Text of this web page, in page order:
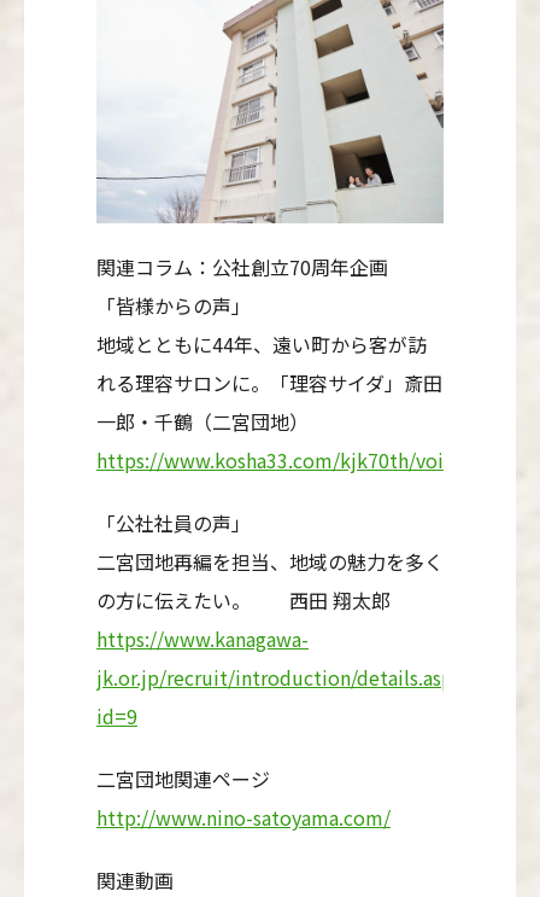
関連コラム：公社創立70周年企画
「皆様からの声」
地域とともに44年、遠い町から客が訪
れる理容サロンに。「理容サイダ」斎田
一郎・千鶴（二宮団地）
https://www.kosha33.com/kjk70th/voice/44.php
「公社社員の声」
二宮団地再編を担当、地域の魅力を多く
の方に伝えたい。 西田 翔太郎
https://www.kanagawa-
jk.or.jp/recruit/introduction/details.asp?
id=9
二宮団地関連ページ
http://www.nino-satoyama.com/
関連動画